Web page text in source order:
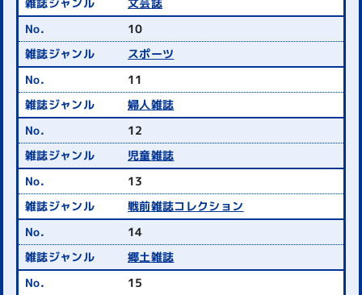
文芸誌
10
スポーツ
11
婦人雑誌
12
児童雑誌
13
戦前雑誌コレクション
14
郷土雑誌
15